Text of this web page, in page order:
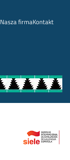
Nasza firmaKontakt